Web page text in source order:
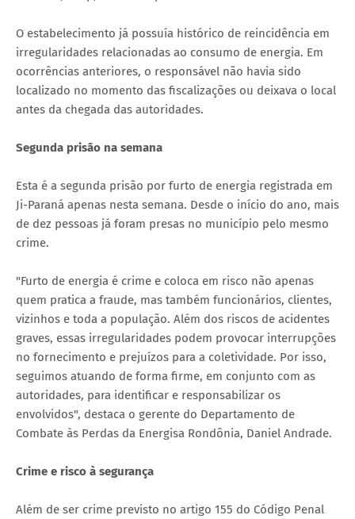
O estabelecimento já possuía histórico de reincidência em
irregularidades relacionadas ao consumo de energia. Em
ocorrências anteriores, o responsável não havia sido
localizado no momento das fiscalizações ou deixava o local
antes da chegada das autoridades.
Segunda prisão na semana
Esta é a segunda prisão por furto de energia registrada em
Ji-Paraná apenas nesta semana. Desde o início do ano, mais
de dez pessoas já foram presas no município pelo mesmo
crime.
"Furto de energia é crime e coloca em risco não apenas
quem pratica a fraude, mas também funcionários, clientes,
vizinhos e toda a população. Além dos riscos de acidentes
graves, essas irregularidades podem provocar interrupções
no fornecimento e prejuízos para a coletividade. Por isso,
seguimos atuando de forma firme, em conjunto com as
autoridades, para identificar e responsabilizar os
envolvidos", destaca o gerente do Departamento de
Combate às Perdas da Energisa Rondônia, Daniel Andrade.
Crime e risco à segurança
Além de ser crime previsto no artigo 155 do Código Penal